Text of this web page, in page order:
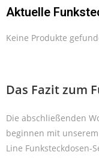
Aktuelle
Keine Produkte
Das Fazit zum
Die abschließenden
beginnen mit
Line Funksteckdosen-